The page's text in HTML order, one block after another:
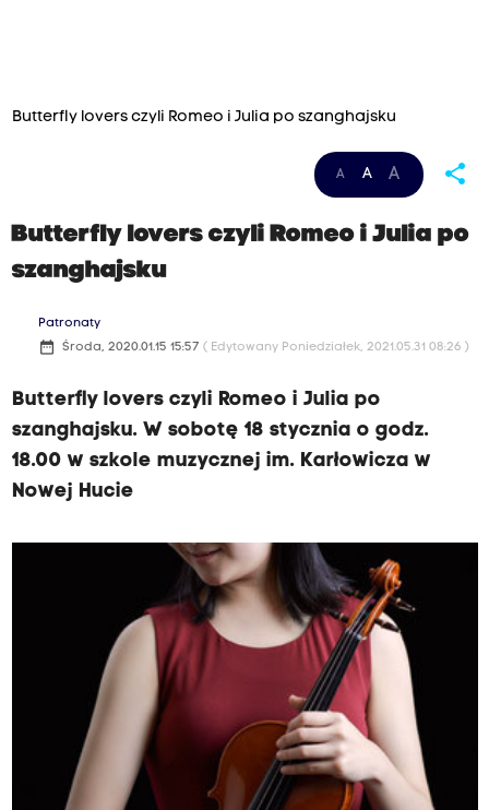
Butterfly lovers czyli Romeo i Julia po szanghajsku
A A A share
Butterfly lovers czyli Romeo i Julia po
szanghajsku
Patronaty
date_range Środa, 2020.01.15 15:57 ( Edytowany Poniedziałek, 2021.05.31 08:26 )
Butterfly lovers czyli Romeo i Julia po
szanghajsku. W sobotę 18 stycznia o godz.
18.00 w szkole muzycznej im. Karłowicza w
Nowej Hucie